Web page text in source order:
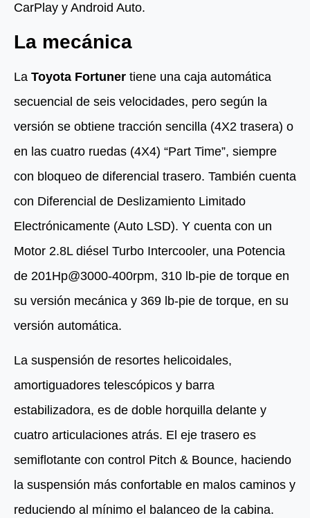
CarPlay y Android Auto.
La mecánica
La Toyota Fortuner tiene una caja automática
secuencial de seis velocidades, pero según la
versión se obtiene tracción sencilla (4X2 trasera) o
en las cuatro ruedas (4X4) “Part Time”, siempre
con bloqueo de diferencial trasero. También cuenta
con Diferencial de Deslizamiento Limitado
Electrónicamente (Auto LSD). Y cuenta con un
Motor 2.8L diésel Turbo Intercooler, una Potencia
de 201Hp@3000-400rpm, 310 lb-pie de torque en
su versión mecánica y 369 lb-pie de torque, en su
versión automática.
La suspensión de resortes helicoidales,
amortiguadores telescópicos y barra
estabilizadora, es de doble horquilla delante y
cuatro articulaciones atrás. El eje trasero es
semiflotante con control Pitch & Bounce, haciendo
la suspensión más confortable en malos caminos y
reduciendo al mínimo el balanceo de la cabina.